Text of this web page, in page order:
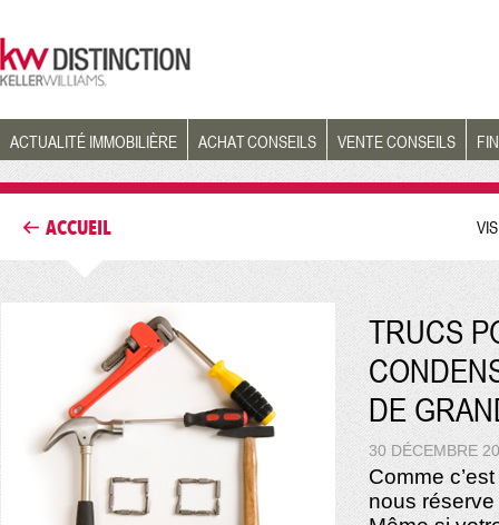
ACTUALITÉ IMMOBILIÈRE ACHAT CONSEILS VENTE CONSEILS
ACCUEIL
TRUCS
DE
30 DÉCEMBRE
Comme
nous